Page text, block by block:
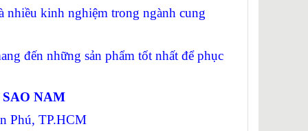
nhiều kinh nghiệm trong ngành cung
đến những sản phẩm tốt nhất để phục
NAM
Phú, TP.HCM